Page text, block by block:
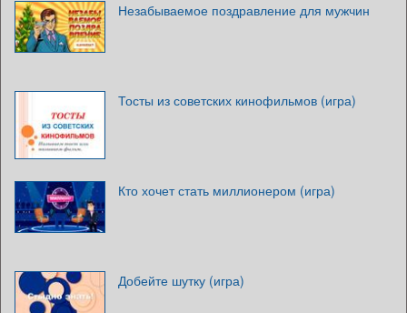
Незабываемое поздравление для мужчин
Тосты из советских кинофильмов (игра)
Кто хочет стать миллионером (игра)
Добейте шутку (игра)